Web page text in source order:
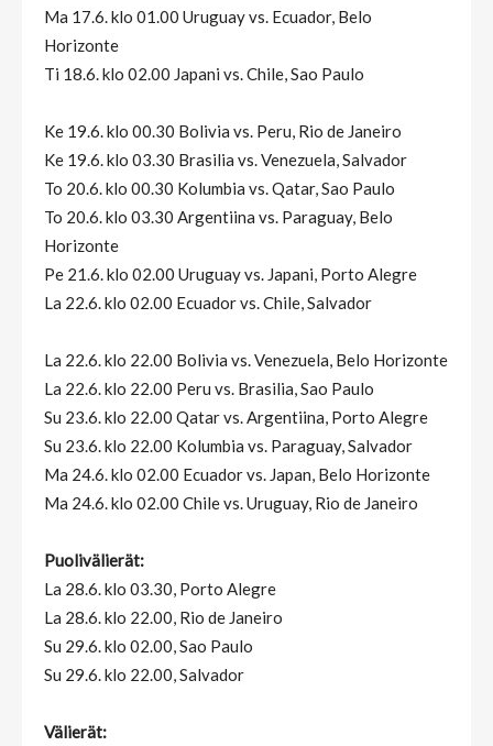
Ma 17.6. klo 01.00 Uruguay vs. Ecuador, Belo
Horizonte
Ti 18.6. klo 02.00 Japani vs. Chile, Sao Paulo
Ke 19.6. klo 00.30 Bolivia vs. Peru, Rio de Janeiro
Ke 19.6. klo 03.30 Brasilia vs. Venezuela, Salvador
To 20.6. klo 00.30 Kolumbia vs. Qatar, Sao Paulo
To 20.6. klo 03.30 Argentiina vs. Paraguay, Belo
Horizonte
Pe 21.6. klo 02.00 Uruguay vs. Japani, Porto Alegre
La 22.6. klo 02.00 Ecuador vs. Chile, Salvador
La 22.6. klo 22.00 Bolivia vs. Venezuela, Belo Horizonte
La 22.6. klo 22.00 Peru vs. Brasilia, Sao Paulo
Su 23.6. klo 22.00 Qatar vs. Argentiina, Porto Alegre
Su 23.6. klo 22.00 Kolumbia vs. Paraguay, Salvador
Ma 24.6. klo 02.00 Ecuador vs. Japan, Belo Horizonte
Ma 24.6. klo 02.00 Chile vs. Uruguay, Rio de Janeiro
Puolivälierät:
La 28.6. klo 03.30, Porto Alegre
La 28.6. klo 22.00, Rio de Janeiro
Su 29.6. klo 02.00, Sao Paulo
Su 29.6. klo 22.00, Salvador
Välierät: